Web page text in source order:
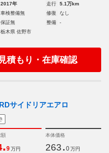
2017年 走行
5.1万km
車検整備無 修復
なし
保証無 整備
-
栃木県 佐野市
見積もり・在庫確認
サイドリアエアロ
額
.9 万円
本体価格
263. 0 万円